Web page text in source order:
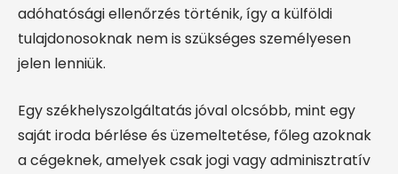
adóhatósági ellenőrzés történik, így a külföldi
tulajdonosoknak nem is szükséges személyesen
jelen lenniük.
Egy székhelyszolgáltatás jóval olcsóbb, mint egy
saját iroda bérlése és üzemeltetése, főleg azoknak
a cégeknek, amelyek csak jogi vagy adminisztratív